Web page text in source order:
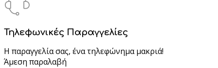
Τηλεφωνικές Παραγγελίες
Η παραγγελία σας, ένα τηλεφώνημα μακριά!
Άμεση παραλαβή